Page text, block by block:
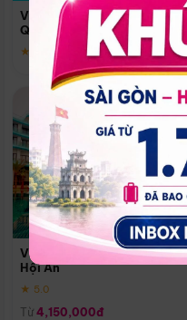
Vinpearl Resort & Spa Phu
Quoc
★ 5.0
Vinpearl Resort & Golf Nam
Hội An
★ 5.0
Từ 4,150,000đ